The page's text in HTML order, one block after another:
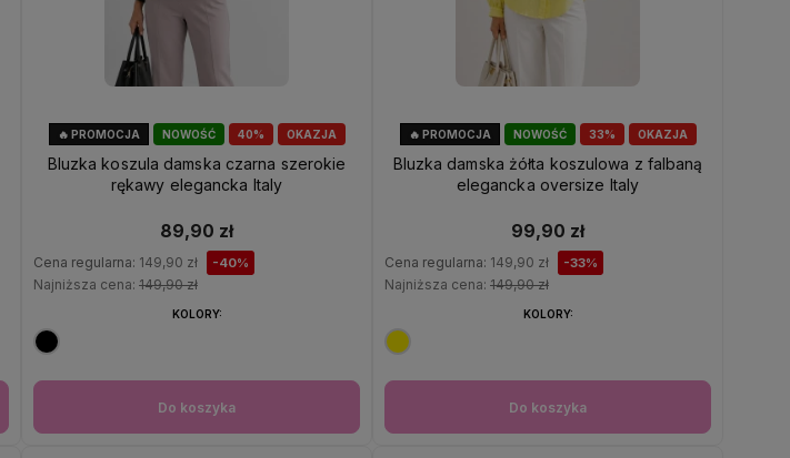
40%
NOWOŚĆ OKAZJA
🔥 PROMOCJA
Bluzka koszula damska czarna szerokie
rękawy elegancka Italy
89,90 zł
Cena regularna: 149,90 zł -40%
Najniższa cena: 149,90 zł
Do koszyka
KOLORY:
33%
NOWOŚĆ OKAZJA
🔥 PROMOCJA
Bluzka damska żółta koszulowa z falbaną
elegancka oversize Italy
99,90 zł
Cena regularna: 149,90 zł -33%
Najniższa cena: 149,90 zł
Do koszyka
KOLORY: